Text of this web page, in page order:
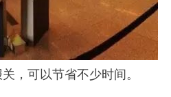
，可以节省不少时间。